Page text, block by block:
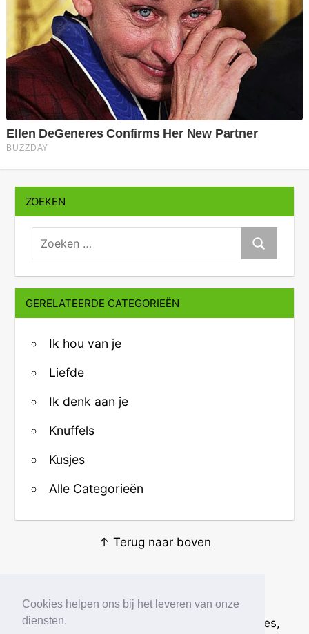
Cookies helpen ons bij het leveren van onze
diensten.
ZOEKEN
zoeken:
Zoeken
GERELATEERDE CATEGORIEËN
Ik hou van je
Liefde
Ik denk aan je
Knuffels
Kusjes
Alle Categorieën
↑ Terug naar boven
© 2026 · Plaatjes, animaties,